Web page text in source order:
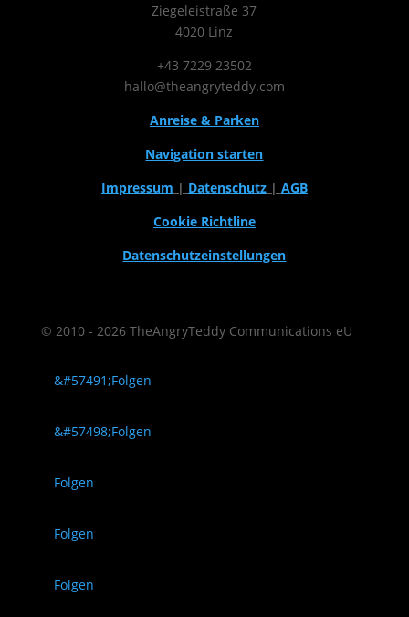
Ziegeleistraße 37
4020 Linz
+43 7229 23502
hallo@theangryteddy.com
Anreise & Parken
Navigation starten
Impressum | Datenschutz| AGB
Cookie Richtline
Datenschutzeinstellungen
© 2010 - 2026 TheAngryTeddy Communications eU
Folgen
Folgen
Folgen
Folgen
Folgen